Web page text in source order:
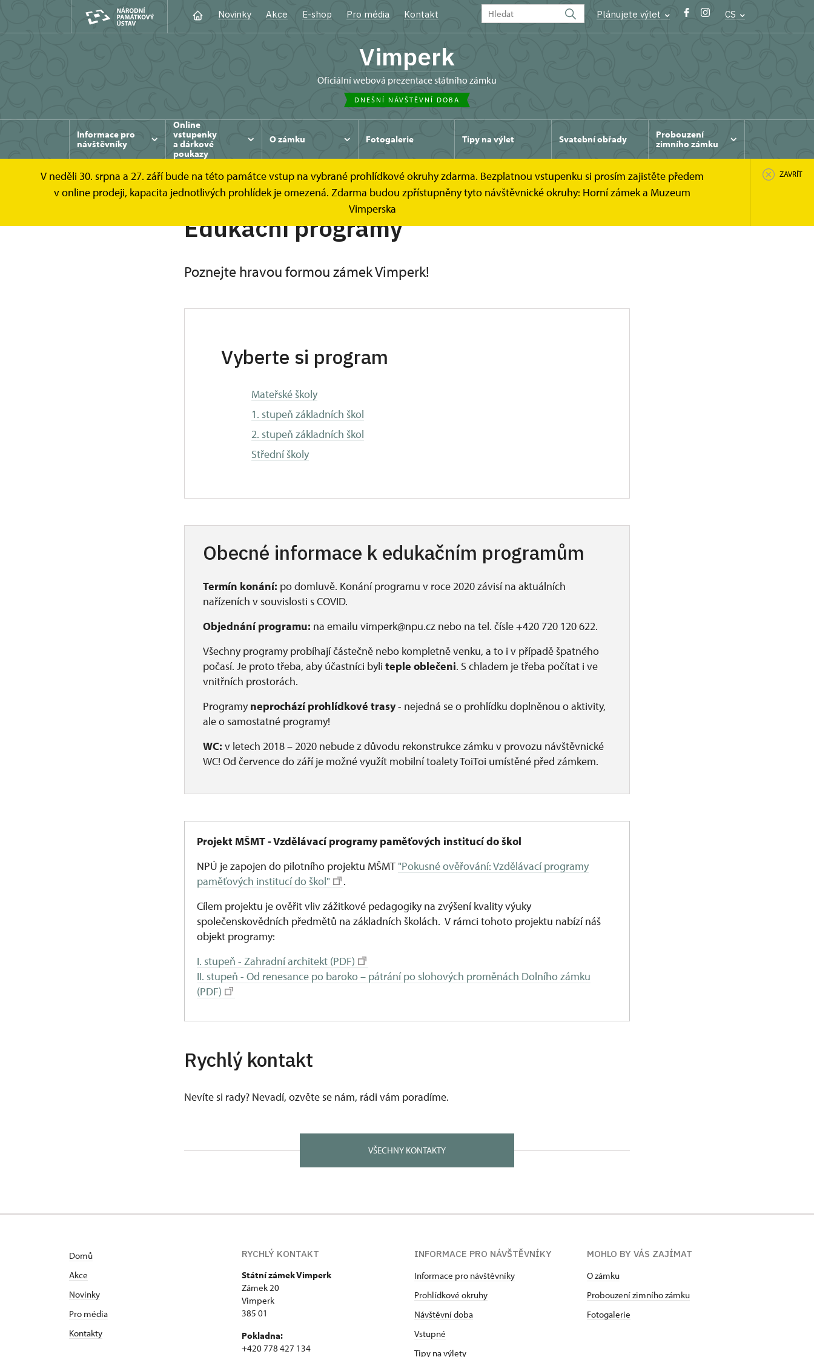
Novinky Akce E-shop Pro média Kontakt Plánujete výlet CS
Vimperk
oficiální webová prezentace státního zámku
DNEŠNÍ NÁVŠTĚVNÍ DOBA
Informace pro
návštěvníky
Online
vstupenky
a dárkové
poukazy
O zámku Fotogalerie Tipy na výlet Svatební obřady
Probouzení
zimního zámku
V neděli 30. srpna a 27. září bude na této památce vstup na vybrané prohlídkové okruhy zdarma. Bezplatnou vstupenku si prosím zajistěte předem
v online prodeji, kapacita jednotlivých prohlídek je omezená. Zdarma budou zpřístupněny tyto návštěvnické okruhy: Horní zámek a Muzeum
Vimperska
ZAVŘÍT
Edukační programy
Poznejte hravou formou zámek Vimperk!
Vyberte si program
Mateřské školy
1. stupeň základních škol
2. stupeň základních škol
Střední školy
Obecné informace k edukačním programům
Termín konání: po domluvě. Konání programu v roce 2020 závisí na aktuálních
nařízeních v souvislosti s COVID.
Objednání programu: na emailu vimperk@npu.cz nebo na tel. čísle +420 720 120 622.
Všechny programy probíhají částečně nebo kompletně venku, a to i v případě špatného
počasí. Je proto třeba, aby účastníci byli teple oblečeni. S chladem je třeba počítat i ve
vnitřních prostorách.
Programyneprochází prohlídkové trasy- nejedná se o prohlídku doplněnou o aktivity,
ale o samostatné programy!
WC: v letech 2018 – 2020 nebude z důvodu rekonstrukce zámku v provozu návštěvnické
WC! Od července do září je možné využít mobilní toalety ToiToi umístěné před zámkem.
Projekt MŠMT - Vzdělávací programy paměťových institucí do škol
NPÚ je zapojen do pilotního projektu MŠMT "Pokusné ověřování: Vzdělávací programy
paměťových institucí do škol"
.
Cílem projektu je ověřit vliv zážitkové pedagogiky na zvýšení kvality výuky
společenskovědních předmětů na základních školách. V rámci tohoto projektu nabízí náš
objekt programy:
I. stupeň - Zahradní architekt (PDF)
II. stupeň - Od renesance po baroko – pátrání po slohových proměnách Dolního zámku
(PDF)
Rychlý kontakt
Nevíte si rady? Nevadí, ozvěte se nám, rádi vám poradíme.
VŠECHNY KONTAKTY
Domů
Akce
Novinky
Pro média
Kontakty
RYCHLÝ KONTAKT
Státní zámek Vimperk
Zámek 20
Vimperk
385 01
Pokladna:
+420 778 427 134
INFORMACE PRO NÁVŠTĚVNÍKY
Informace pro návštěvníky
Prohlídkové okruhy
Návštěvní doba
Vstupné
Tipy na výlety
MOHLO BY VÁS ZAJÍMAT
O zámku
Probouzení zimního zámku
Fotogalerie